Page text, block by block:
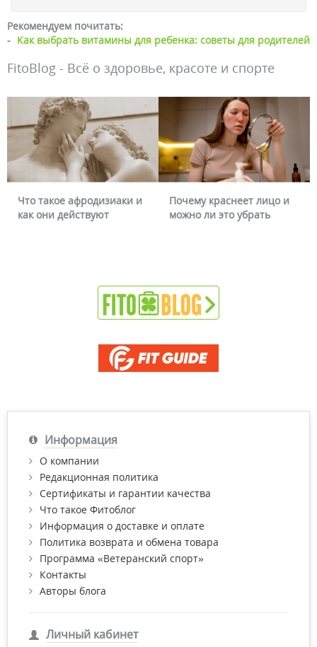
Рекомендуем почитать:
- Как выбрать витамины для ребенка: советы для родителей
FitoBlog - Всё о здоровье, красоте и спорте
Что такое афродизиаки и
как они действуют
Почему краснеет лицо и
можно ли это убрать
Информация
О компании
Редакционная политика
Сертификаты и гарантии качества
Что такое Фитоблог
Информация о доставке и оплате
Политика возврата и обмена товара
Программа «Ветеранский спорт»
Контакты
Авторы блога
Личный кабинет